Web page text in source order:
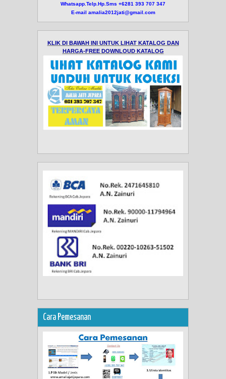
Whatsapp.Telp.Hp.Sms +6281 393 707 347
E-mail amalia2012jati@gmail.com
KLIK DI BAWAH INI UNTUK LIHAT KATALOG DAN
HARGA-FREE DOWNLOUD KATALOG
Cara Pemesanan